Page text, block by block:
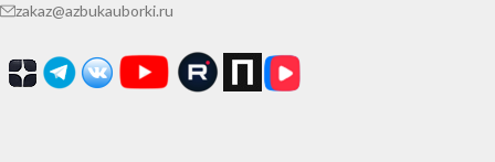
zakaz@azbukauborki.ru